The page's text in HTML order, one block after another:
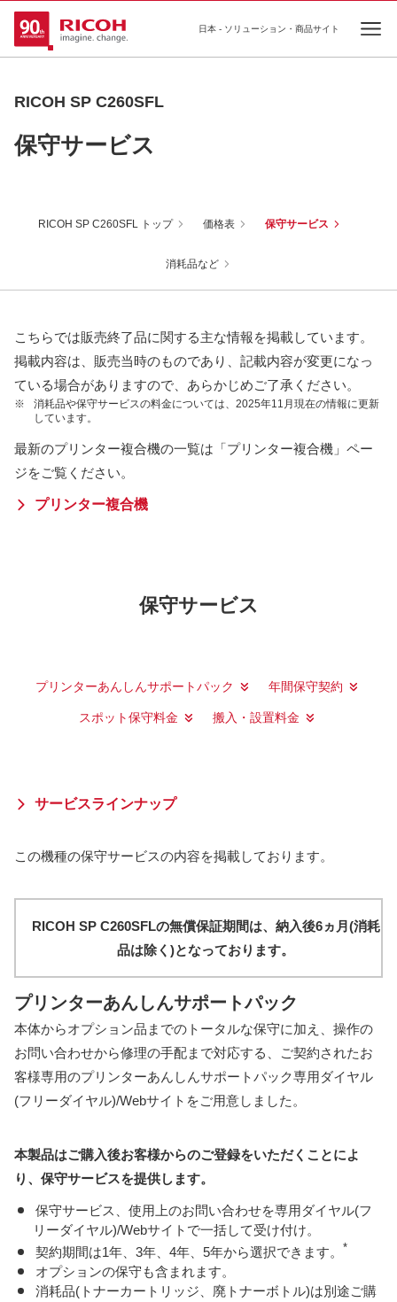
日本 - ソリューション・商品サイト
RICOH SP C260SFL
保守サービス
RICOH SP C260SFL トップ 価格表 保守サービス
消耗品など
こちらでは販売終了品に関する主な情報を掲載しています。
掲載内容は、販売当時のものであり、記載内容が変更になっ
ている場合がありますので、あらかじめご了承ください。
※
消耗品や保守サービスの料金については、2025年11月現在の情報に更新
しています。
最新のプリンター複合機の一覧は「プリンター複合機」ペー
ジをご覧ください。
プリンター複合機
保守サービス
プリンターあんしんサポートパック 年間保守契約
スポット保守料金 搬入・設置料金
サービスラインナップ
この機種の保守サービスの内容を掲載しております。
RICOH SP C260SFLの無償保証期間は、納入後6ヵ月(消耗
品は除く)となっております。
プリンターあんしんサポートパック
本体からオプション品までのトータルな保守に加え、操作の
お問い合わせから修理の手配まで対応する、ご契約されたお
客様専用のプリンターあんしんサポートパック専用ダイヤル
(フリーダイヤル)/Webサイトをご用意しました。
本製品はご購入後お客様からのご登録をいただくことによ
り、保守サービスを提供します。
保守サービス、使用上のお問い合わせを専用ダイヤル(フ
リーダイヤル)/Webサイトで一括して受け付け。
契約期間は1年、3年、4年、5年から選択できます。
*
オプションの保守も含まれます。
消耗品(トナーカートリッジ、廃トナーボトル)は別途ご購